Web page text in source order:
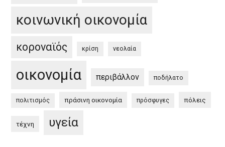
κοινωνική οικονομία
κοροναϊός κρίση νεολαία
οικονομία περιβάλλον ποδήλατο
πολιτισμός πράσινη οικονομία πρόσφυγες πόλεις
τέχνη υγεία